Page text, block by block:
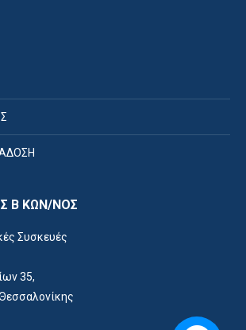
Β ΚΩΝ/ΝΟΣ
Συσκευές
35,